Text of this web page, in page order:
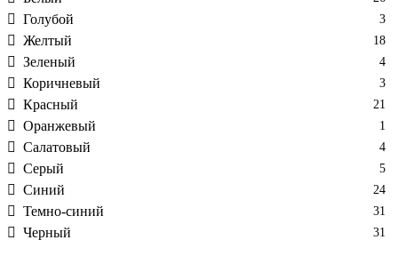
Голубой 3
Желтый 18
Зеленый 4
Коричневый 3
Красный 21
Оранжевый 1
Салатовый 4
Серый 5
Синий 24
Темно-синий 31
Черный 31